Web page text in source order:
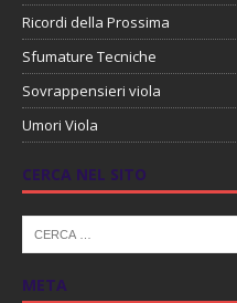
Ricordi della Prossima
Sfumature Tecniche
Sovrappensieri viola
Umori Viola
CERCA NEL SITO
META